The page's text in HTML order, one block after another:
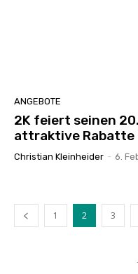
ANGEBOTE
2K feiert seinen
attraktive
Christian Kleinheider - 6.
1 2 3